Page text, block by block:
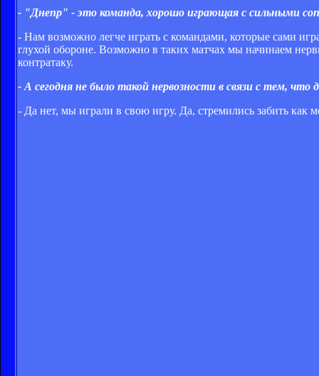
- "Днепр" - это команда, хорошо играющая с сильными
- Нам возможно легче играть с командами, которые сами
глухой обороне. Возможно в таких матчах мы начинаем
контратаку.
- А сегодня не было такой нервозности в связи с тем, что
- Да нет, мы играли в свою игру. Да, стремились забить как